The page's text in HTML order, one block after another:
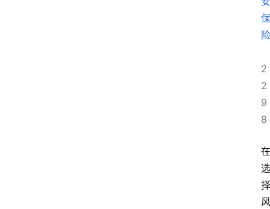
保
险
2
2
9
8
在
选
择
风